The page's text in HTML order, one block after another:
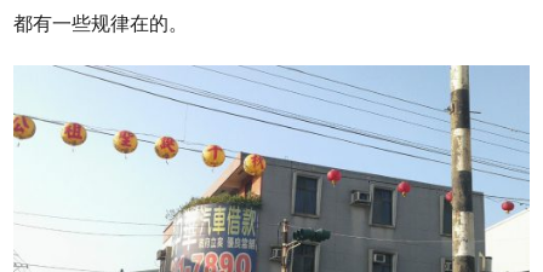
都有一些规律在的。